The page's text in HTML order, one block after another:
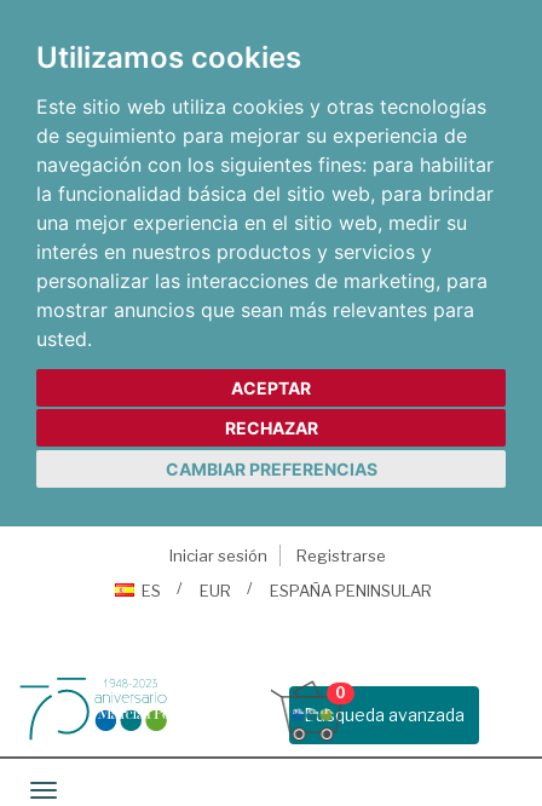
Utilizamos cookies
Este sitio web utiliza cookies y otras tecnologías
de seguimiento para mejorar su experiencia de
navegación con los siguientes fines: para habilitar
la funcionalidad básica del sitio web, para brindar
una mejor experiencia en el sitio web, medir su
interés en nuestros productos y servicios y
personalizar las interacciones de marketing, para
mostrar anuncios que sean más relevantes para
usted.
ACEPTAR
RECHAZAR
CAMBIAR PREFERENCIAS
Iniciar sesión
Registrarse
ES
EUR ESPAÑA PENINSULAR
Busqueda avanzada
0
Toggle navigation